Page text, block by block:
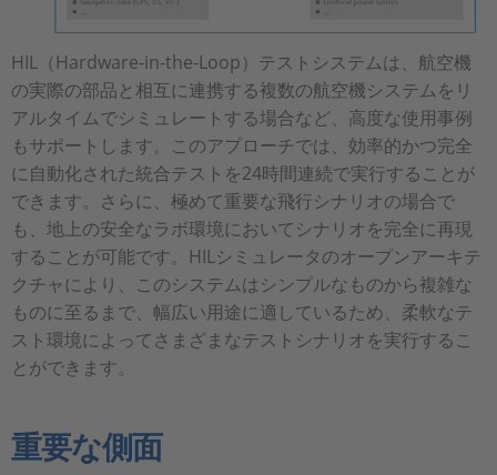
HIL（Hardware-in-the-Loop）テストシステムは、航空機
の実際の部品と相互に連携する複数の航空機システムをリ
アルタイムでシミュレートする場合など、高度な使用事例
もサポートします。このアプローチでは、効率的かつ完全
に自動化された統合テストを24時間連続で実行することが
できます。さらに、極めて重要な飛行シナリオの場合で
も、地上の安全なラボ環境においてシナリオを完全に再現
することが可能です。HILシミュレータのオープンアーキテ
クチャにより、このシステムはシンプルなものから複雑な
ものに至るまで、幅広い用途に適しているため、柔軟なテ
スト環境によってさまざまなテストシナリオを実行するこ
とができます。
重要な側面